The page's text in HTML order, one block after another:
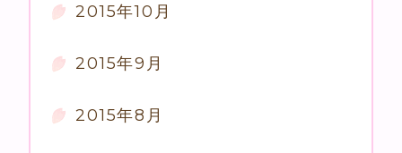
2015年10月
2015年9月
2015年8月